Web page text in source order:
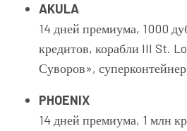
AKULA
14 дней премиума, 1000
кредитов, корабли III St.
Суворов»,
PHOENIX
14 дней премиума, 1 млн